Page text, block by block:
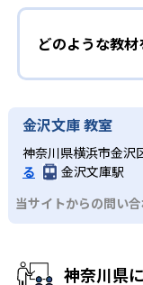
どのような教
金沢文庫 教室
神奈川県横浜市金沢
る
金沢文庫駅
当サイトからの問い
神奈川県